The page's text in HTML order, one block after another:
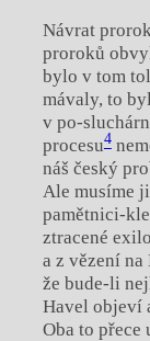
Návrat
proroků
bylo v tom
mávaly, to
v po-
procesu4
náš český
Ale musíme
pamětnici-
ztracené
a z vězení
že bude-li
Havel objeví
Oba to přece